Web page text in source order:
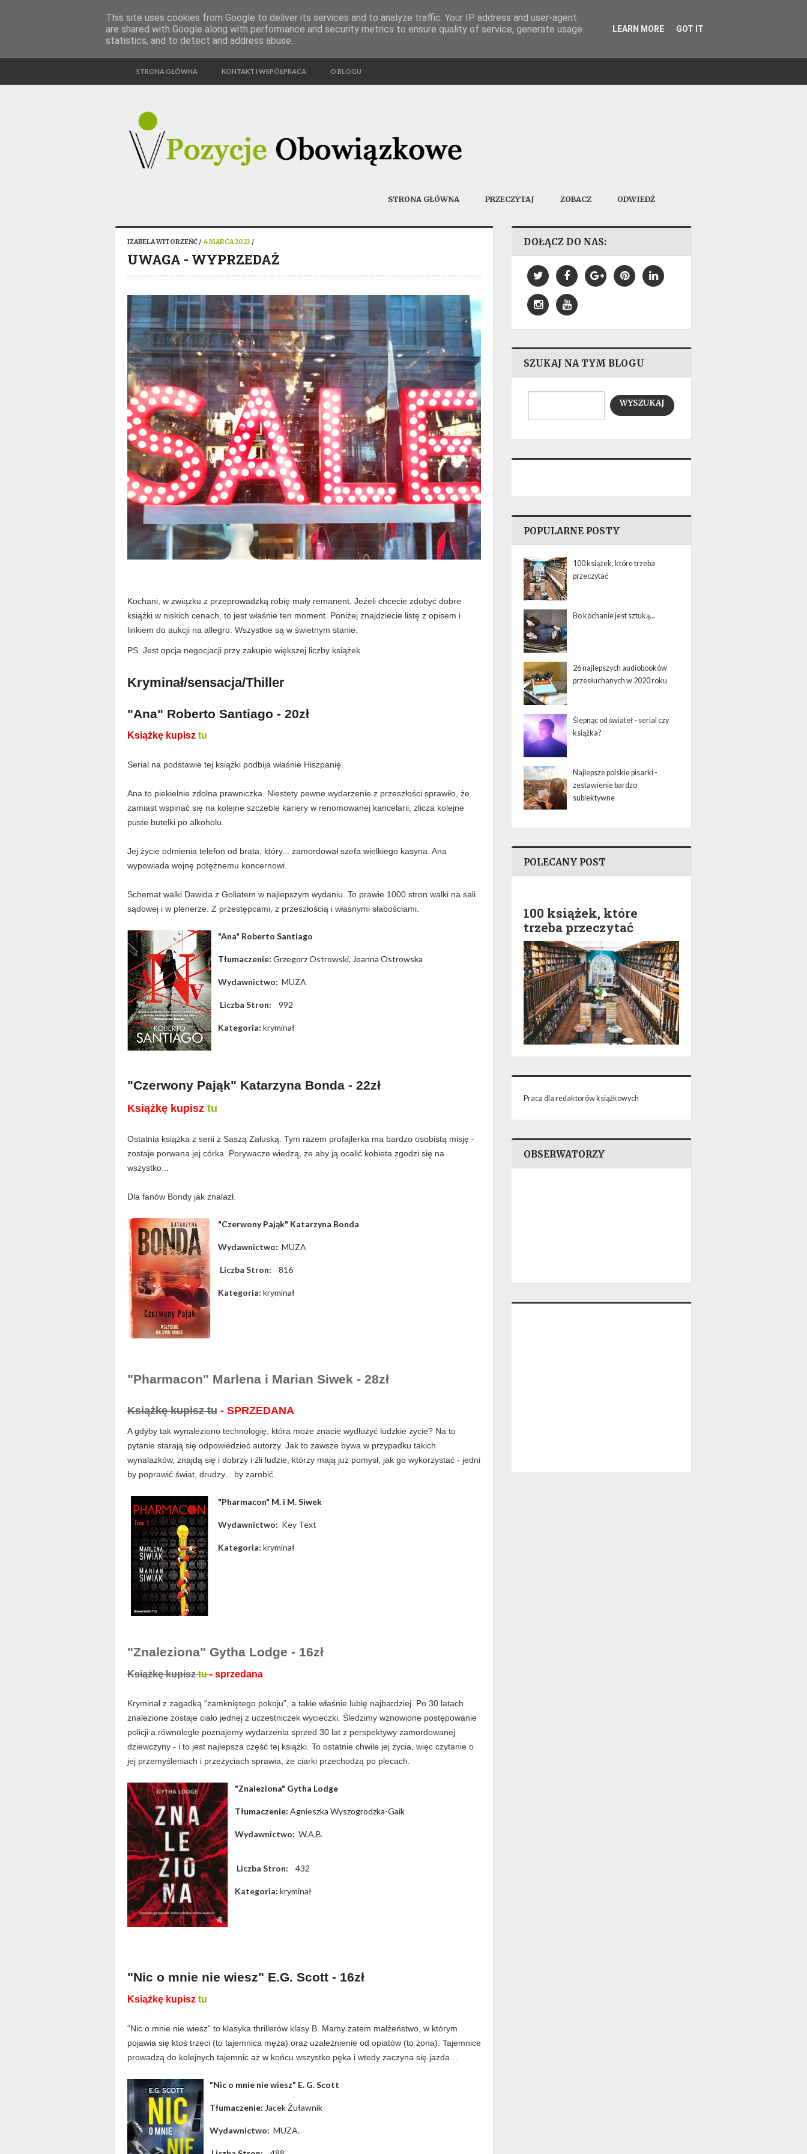
STRONA GŁÓWNA KONTAKT I WSPÓŁPRACA O BLOGU
STRONA GŁÓWNA PRZECZYTAJ ZOBACZ ODWIEDŹ
IZABELA WITORZEŃĆ / 4 MARCA 2023 /
UWAGA - WYPRZEDAŻ
Kochani, w związku z przeprowadzką robię mały remanent. Jeżeli chcecie zdobyć dobre
książki w niskich cenach, to jest właśnie ten moment. Poniżej znajdziecie listę z opisem i
linkiem do aukcji na allegro. Wszystkie są w świetnym stanie.
PS. Jest opcja negocjacji przy zakupie większej liczby książek
Kryminał/sensacja/Thiller
"Ana" Roberto Santiago - 20zł
Książkę kupisz tu
Serial na podstawie tej książki podbija właśnie Hiszpanię.
Ana to piekielnie zdolna prawniczka. Niestety pewne wydarzenie z przeszłości sprawiło, że
zamiast wspinać się na kolejne szczeble kariery w renomowanej kancelarii, zlicza kolejne
puste butelki po alkoholu.
Jej życie odmienia telefon od brata, który... zamordował szefa wielkiego kasyna. Ana
wypowiada wojnę potężnemu koncernowi.
Schemat walki Dawida z Goliatem w najlepszym wydaniu. To prawie 1000 stron walki na sali
sądowej i w plenerze. Z przestępcami, z przeszłością i własnymi słabościami.
"Ana" Roberto Santiago
Tłumaczenie: Grzegorz Ostrowski, Joanna Ostrowska
Wydawnictwo: MUZA
Liczba Stron: 992
Kategoria: kryminał
"Czerwony Pająk" Katarzyna Bonda - 22zł
Książkę kupisz tu
Ostatnia książka z serii z Saszą Załuską. Tym razem profajlerka ma bardzo osobistą misję -
zostaje porwana jej córka. Porywacze wiedzą, że aby ją ocalić kobieta zgodzi się na
wszystko...
Dla fanów Bondy jak znalazł.
"Czerwony Pająk" Katarzyna Bonda
Wydawnictwo: MUZA
Liczba Stron: 816
Kategoria: kryminał
"Pharmacon" Marlena i Marian Siwek - 28zł
Książkę kupisztu - SPRZEDANA
A gdyby tak wynaleziono technologię, która może znacie wydłużyć ludzkie życie? Na to
pytanie starają się odpowiedzieć autorzy. Jak to zawsze bywa w przypadku takich
wynalazków, znajdą się i dobrzy i źli ludzie, którzy mają już pomysł, jak go wykorzystać - jedni
by poprawić świat, drudzy... by zarobić.
"Pharmacon" M. i M. Siwek
Wydawnictwo: Key Text
Kategoria: kryminał
"Znaleziona" Gytha Lodge - 16zł
Książkę kupisztu - sprzedana
Kryminał z zagadką “zamkniętego pokoju”, a takie właśnie lubię najbardziej. Po 30 latach
znalezione zostaje ciało jednej z uczestniczek wycieczki. Śledzimy wznowione postępowanie
policji a równolegle poznajemy wydarzenia sprzed 30 lat z perspektywy zamordowanej
dziewczyny - i to jest najlepsza część tej książki. To ostatnie chwile jej życia, więc czytanie o
jej przemyśleniach i przeżyciach sprawia, że ciarki przechodzą po plecach.
"Znaleziona" Gytha Lodge
Tłumaczenie: Agnieszka Wyszogrodzka-Gaik
Wydawnictwo: W.A.B.
Liczba Stron: 432
Kategoria: kryminał
"Nic o mnie nie wiesz" E.G. Scott - 16zł
Książkę kupisz tu
“Nic o mnie nie wiesz” to klasyka thrillerów klasy B. Mamy zatem małżeństwo, w którym
pojawia się ktoś trzeci (to tajemnica męża) oraz uzależnienie od opiatów (to żona). Tajemnice
prowadzą do kolejnych tajemnic aż w końcu wszystko pęka i wtedy zaczyna się jazda…
"Nic o mnie nie wiesz" E. G. Scott
Tłumaczenie: Jacek Żuławnik
Wydawnictwo: MUZA.
DOŁĄCZ DO NAS:
SZUKAJ NA TYM BLOGU
POPULARNE POSTY
100 książek, które trzeba
przeczytać
Bo kochanie jest sztuką...
26 najlepszych audiobooków
przesłuchanych w 2020 roku
Ślepnąc od świateł - serial czy
książka?
Najlepsze polskie pisarki -
zestawienie bardzo
subiektywne
POLECANY POST
100 książek, które
trzeba przeczytać
Praca dla redaktorów książkowych
OBSERWATORZY
This site uses cookies from Google to deliver its services and to analyze traffic. Your IP address and user-agent
are shared with Google along with performance and security metrics to ensure quality of service, generate usage
statistics, and to detect and address abuse.
LEARN MORE GOT IT